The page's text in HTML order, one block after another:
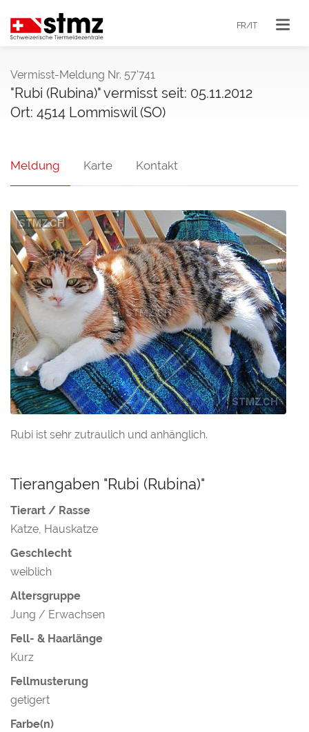
FR/IT
Vermisst-Meldung Nr. 57'741
"Rubi (Rubina)" vermisst seit: 05.11.2012
Ort: 4514 Lommiswil (SO)
Meldung Karte Kontakt
Rubi ist sehr zutraulich und anhänglich.
Tierangaben "Rubi (Rubina)"
Tierart / Rasse
Katze, Hauskatze
Geschlecht
weiblich
Altersgruppe
Jung / Erwachsen
Fell- & Haarlänge
Kurz
Fellmusterung
getigert
Farbe(n)